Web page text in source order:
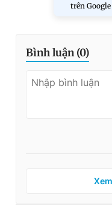
trên
Bình luận (0)